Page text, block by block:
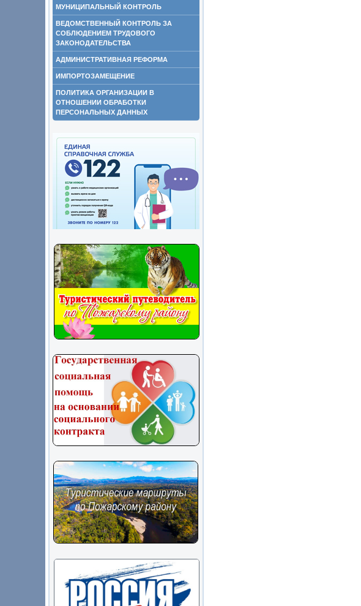
МУНИЦИПАЛЬНЫЙ КОНТРОЛЬ
ВЕДОМСТВЕННЫЙ КОНТРОЛЬ ЗА
СОБЛЮДЕНИЕМ ТРУДОВОГО
ЗАКОНОДАТЕЛЬСТВА
АДМИНИСТРАТИВНАЯ РЕФОРМА
ИМПОРТОЗАМЕЩЕНИЕ
ПОЛИТИКА ОРГАНИЗАЦИИ В
ОТНОШЕНИИ ОБРАБОТКИ
ПЕРСОНАЛЬНЫХ ДАННЫХ